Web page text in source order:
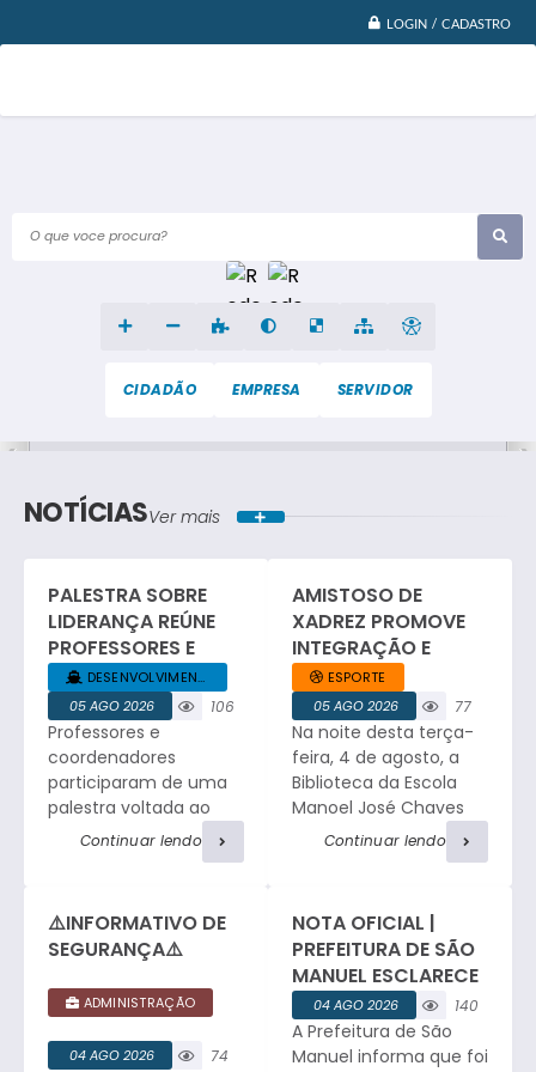
LOGIN / CADASTRO
O que voce procura?
CIDADÃO EMPRESA SERVIDOR
NOTÍCIASVer mais
PALESTRA SOBRE
LIDERANÇA REÚNE
PROFESSORES E
COORDENADORES
DA REDE MUNICIPAL
05 AGO 2026
DESENVOLVIMENTO... +1
106
ões
Professores e
coordenadores
participaram de uma
palestra voltada ao
desenvolvimento da
liderança no ambiente
troca de experiências
e atividades de
integração. César
Ribeiro, Consultor e
iniciou o encontro
Continuar lendo
AMISTOSO DE
XADREZ PROMOVE
INTEGRAÇÃO E
ESPÍRITO ESPORTIVO
EM SÃO MANUEL.
05 AGO 2026
ESPORTE
77
visualizaç
ões
Na noite desta terça-
feira, 4 de agosto, a
Biblioteca da Escola
Manoel José Chaves
sediou um amistoso
tradicional equipe de
São Manuel. O
encontro reuniu
enxadristas em
partidas de alto nível,
proporcionando a
Continuar lendo
⚠️INFORMATIVO DE
SEGURANÇA⚠️
04 AGO 2026
ADMINISTRAÇÃO
74
NOTA OFICIAL |
PREFEITURA DE SÃO
MANUEL ESCLARECE
OCORRÊNCIA DE
FURTO NO
CEMITÉRIO
04 AGO 2026
140
visualizaç
ões
A Prefeitura de São
Manuel informa que foi